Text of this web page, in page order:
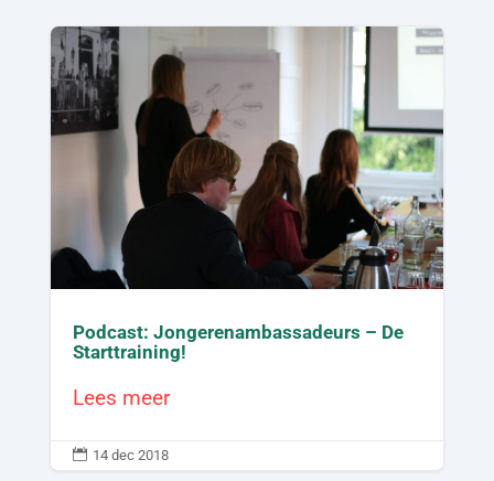
Podcast: Jongerenambassadeurs – De
Starttraining!
Lees meer
 14 dec 2018